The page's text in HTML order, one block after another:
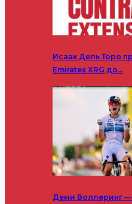
Исаак Дель Торо
Emirates XRG до…
Деми Воллеринг —